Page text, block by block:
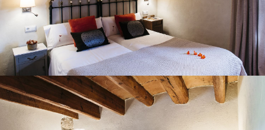
HABITACIÓ 3